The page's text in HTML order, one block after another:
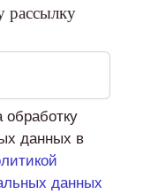
рассылку
данных в
данных